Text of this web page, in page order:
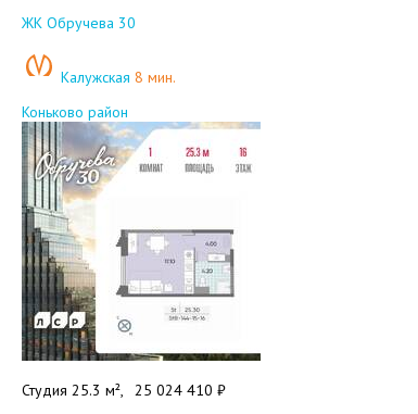
Добавить в избранное
ЖК Обручева 30
Калужская 8 мин.
Коньково район
Студия 25.3 м², 25 024 410 ₽